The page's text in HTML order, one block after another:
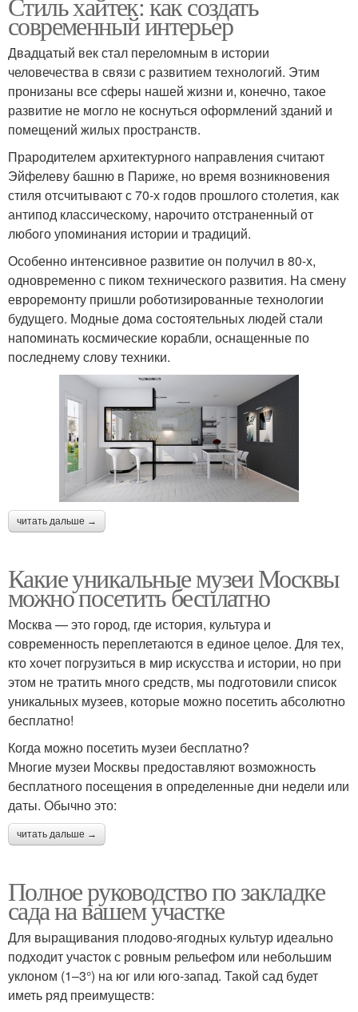
современный интерьер
Двадцатый век стал переломным в истории
человечества в связи с развитием технологий. Этим
пронизаны все сферы нашей жизни и, конечно, такое
развитие не могло не коснуться оформлений зданий и
помещений жилых пространств.
Прародителем архитектурного направления считают
Эйфелеву башню в Париже, но время возникновения
стиля отсчитывают с 70-х годов прошлого столетия, как
антипод классическому, нарочито отстраненный от
любого упоминания истории и традиций.
Особенно интенсивное развитие он получил в 80-х,
одновременно с пиком технического развития. На смену
евроремонту пришли роботизированные технологии
будущего. Модные дома состоятельных людей стали
напоминать космические корабли, оснащенные по
последнему слову техники.
читать дальше →
Какие уникальные музеи Москвы
можно посетить бесплатно
Москва — это город, где история, культура и
современность переплетаются в единое целое. Для тех,
кто хочет погрузиться в мир искусства и истории, но при
этом не тратить много средств, мы подготовили список
уникальных музеев, которые можно посетить абсолютно
бесплатно!
Когда можно посетить музеи бесплатно?
Многие музеи Москвы предоставляют возможность
бесплатного посещения в определенные дни недели или
даты. Обычно это:
читать дальше →
Полное руководство по закладке
сада на вашем участке
Для выращивания плодово-ягодных культур идеально
подходит участок с ровным рельефом или небольшим
уклоном (1–3°) на юг или юго-запад. Такой сад будет
иметь ряд преимуществ: